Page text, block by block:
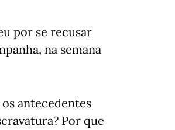
por se recusar
na semana
antecedentes
Por que